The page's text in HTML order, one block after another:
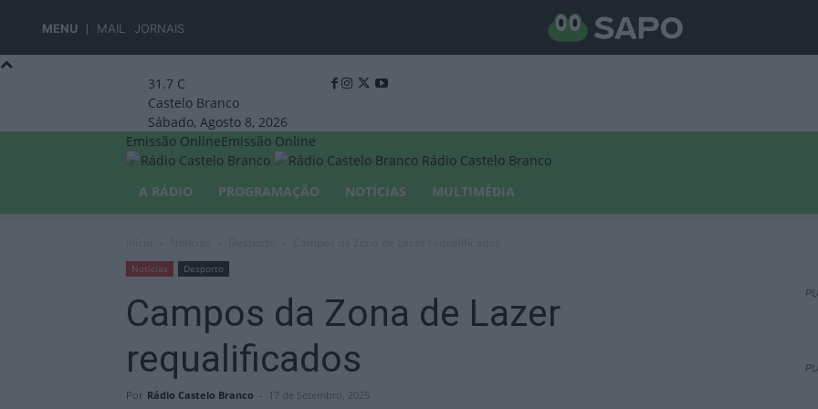
MENU MAIL JORNAIS
31.7 C
Castelo Branco
Sábado, Agosto 8, 2026
Emissão OnlineEmissão Online
Rádio Castelo Branco
A RÁDIO
PROGRAMAÇÃO NOTÍCIAS MULTIMÉDIA
Notícias Desporto
Campos da Zona de Lazer
requalificados
Por Rádio Castelo Branco - 17 de Setembro, 2025